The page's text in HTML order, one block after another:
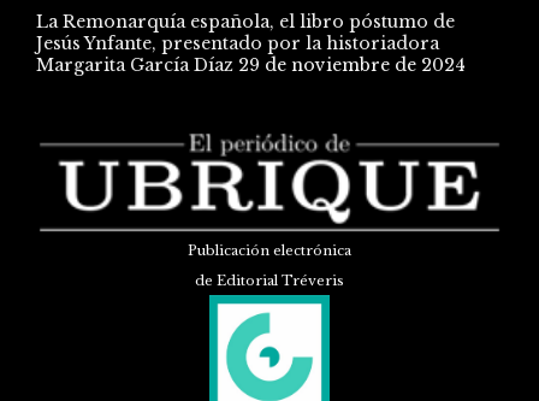
La Remonarquía española, el libro póstumo de
Jesús Ynfante, presentado por la historiadora
Margarita García Díaz 29 de noviembre de 2024
Publicación electrónica
de Editorial Tréveris